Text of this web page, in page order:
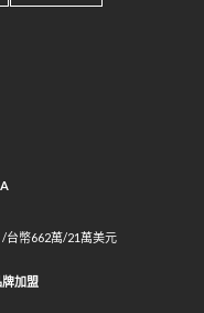
台幣662萬/21萬美元
加盟